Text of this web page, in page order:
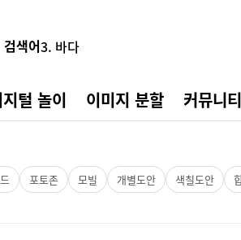
검색어3. 바다
6. 수박
7. 여름환경구성
10. 수영장
1. 여름
지털 놀이 이미지 분할 커뮤니티
포토존 모빌 개별도안 색칠도안